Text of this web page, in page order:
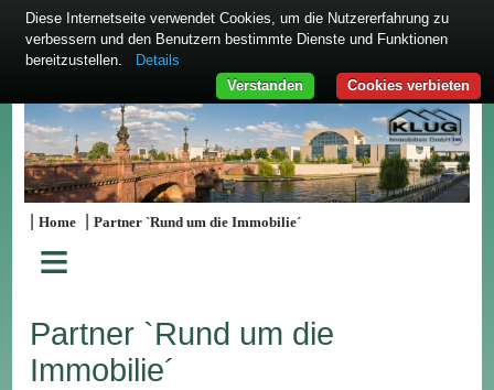
|Home |Partner `Rund um die Immobilie´
≡
Partner `Rund um die
Immobilie´
Diese Internetseite verwendet Cookies, um die Nutzererfahrung zu
verbessern und den Benutzern bestimmte Dienste und Funktionen
bereitzustellen.
Details
Cookies verbieten
Verstanden